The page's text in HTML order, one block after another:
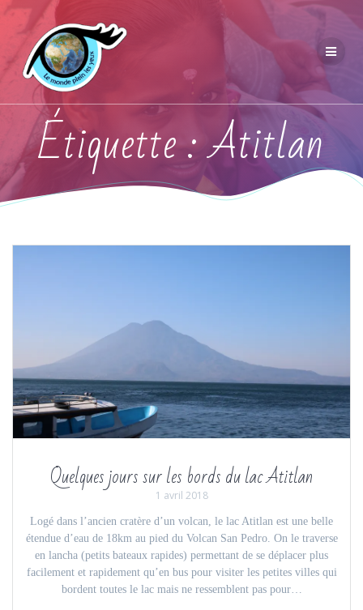
Étiquette :Atitlan
Quelques jours sur les bords du lac Atitlan
1 avril 2018
Logé dans l’ancien cratère d’un volcan, le lac Atitlan est une belle
étendue d’eau de 18km au pied du Volcan San Pedro. On le traverse
en lancha (petits bateaux rapides) permettant de se déplacer plus
facilement et rapidement qu’en bus pour visiter les petites villes qui
bordent toutes le lac mais ne ressemblent pas pour…